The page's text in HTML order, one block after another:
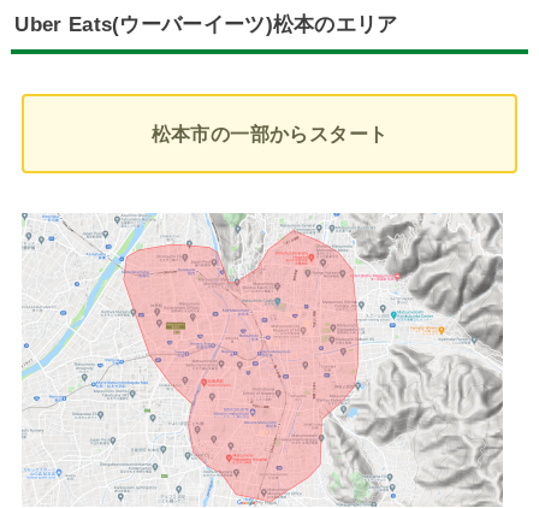
Uber Eats(ウーバーイーツ)松本のエリア
松本市の一部からスタート